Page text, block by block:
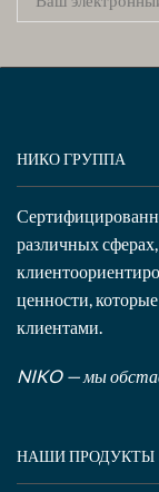
НИКО ГРУППА
различных
ценности,
клиентами.
NIKO — мы
НАШИ ПРОДУКТЫ